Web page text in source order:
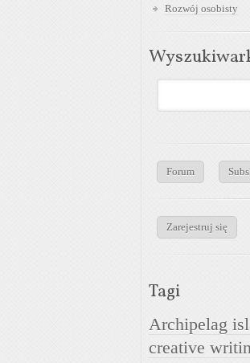
Rozwój osobisty
Forum
Zarejestruj się
Tagi
Archipelag
creative